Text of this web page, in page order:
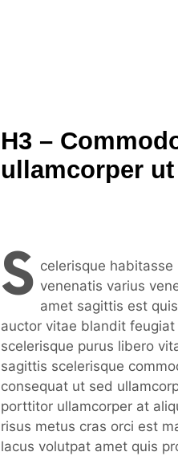
H3 –
ullamcorper
S celerisque habitasse
venenatis varius
amet sagittis est
auctor vitae blandit
scelerisque purus libero
sagittis scelerisque
consequat ut sed
porttitor ullamcorper at
risus metus cras orci est
lacus volutpat amet quis